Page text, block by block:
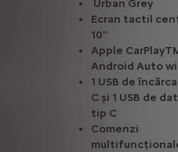
Urban Grey
Ecran tactil
10''
Apple
Android Auto
1 USB de
C și 1 USB de
tip C
Comenzi